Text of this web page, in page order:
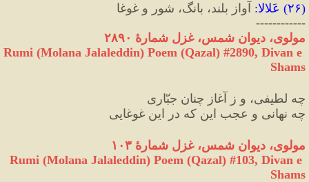
(۲۶) عَلالا: آواز بلند، بانگ، شور و غوغا
------------
مولوی،‌ دیوان شمس، غزل شمارهٔ ۲۸۹۰
Rumi (Molana Jalaleddin) Poem (Qazal) #2890, Divan e
Shams
چه لطیفی، و ز آغاز چنان جبّاری
چه نهانی و عجب این که در این غوغایی
مولوی، دیوان شمس، غزل شمارهٔ ۱۰۳
Rumi (Molana Jalaleddin) Poem (Qazal) #103, Divan e
Shams